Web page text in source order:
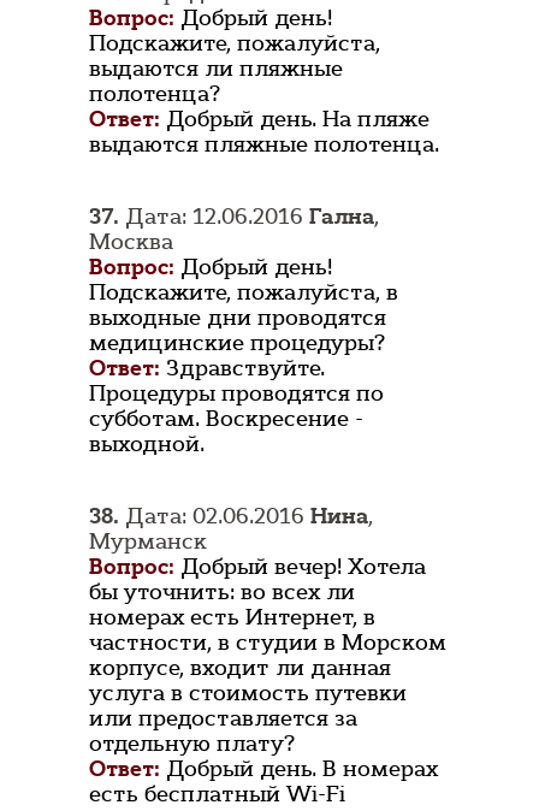
Вопрос: Добрый день!
Подскажите, пожалуйста,
выдаются ли пляжные
полотенца?
Ответ: Добрый день. На пляже
выдаются пляжные полотенца.
37. Дата: 12.06.2016 Гална,
Москва
Вопрос: Добрый день!
Подскажите, пожалуйста, в
выходные дни проводятся
медицинские процедуры?
Ответ: Здравствуйте.
Процедуры проводятся по
субботам. Воскресение -
выходной.
38. Дата: 02.06.2016 Нина,
Мурманск
Вопрос: Добрый вечер! Хотела
бы уточнить: во всех ли
номерах есть Интернет, в
частности, в студии в Морском
корпусе, входит ли данная
услуга в стоимость путевки
или предоставляется за
отдельную плату?
Ответ: Добрый день. В номерах
есть бесплатный Wi-Fi